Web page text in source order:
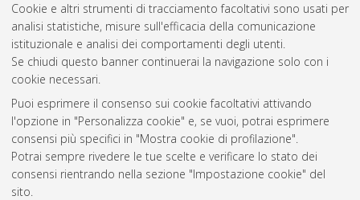
Cookie e altri strumenti di tracciamento facoltativi sono usati per
analisi statistiche, misure sull'efficacia della comunicazione
istituzionale e analisi dei comportamenti degli utenti.
Se chiudi questo banner continuerai la navigazione solo con i
cookie necessari.
Puoi esprimere il consenso sui cookie facoltativi attivando
l'opzione in "Personalizza cookie" e, se vuoi, potrai esprimere
consensi più specifici in "Mostra cookie di profilazione".
Potrai sempre rivedere le tue scelte e verificare lo stato dei
consensi rientrando nella sezione "Impostazione cookie" del
sito.
Gestione del documento:
Atom
Rss 1.0
Rss 2.0